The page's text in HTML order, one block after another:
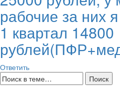
рабочие за них
1 квартал 14800
Ответить